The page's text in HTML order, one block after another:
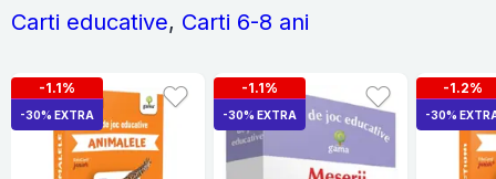
Carti educative, Carti 6-8 ani
-1.1%
-30% EXTRA
-1.1%
-30% EXTRA
-1.2%
-30%